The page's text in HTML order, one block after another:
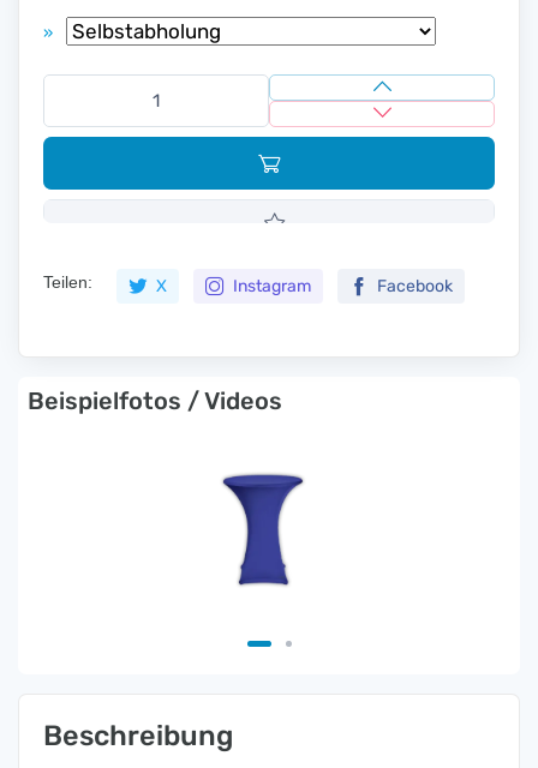
»
Teilen: X Instagram Facebook
Beispielfotos / Videos
Beschreibung